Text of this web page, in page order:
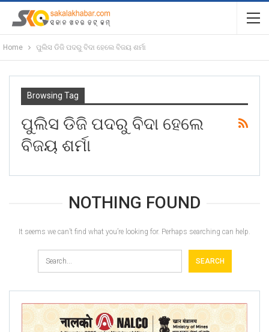
Home ପୁଲିସ ଡିଜି ପଦରୁ ବିଦା ହେଲେ ବିଜୟ ଶର୍ମା
Browsing Tag
ପୁଲିସ ଡିଜି ପଦରୁ ବିଦା ହେଲେ
ବିଜୟ ଶର୍ମା
NOTHING FOUND
It seems we can’t find what you’re looking for. Perhaps searching can help.